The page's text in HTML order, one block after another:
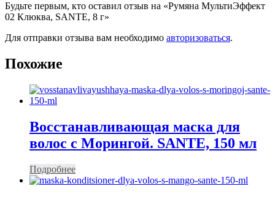
Будьте первым, кто оставил отзыв на «Румяна МультиЭффект
02 Клюква, SANTE, 8 г»
Для отправки отзыва вам необходимо авторизоваться.
Похожие
Восстанавливающая маска для
волос с Морингой. SANTE, 150 мл
Подробнее